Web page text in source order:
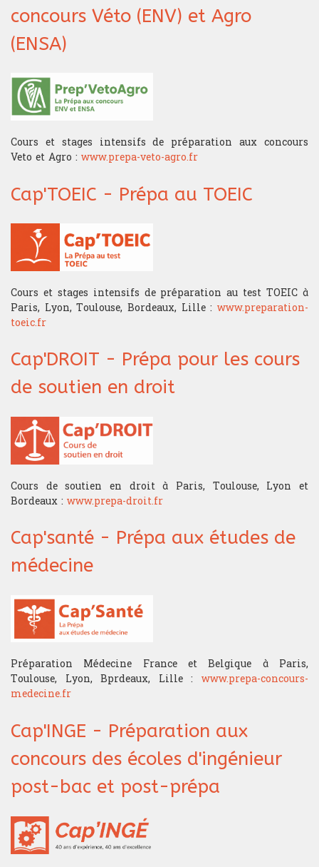
concours Véto (ENV) et Agro
(ENSA)
Cours et stages intensifs de préparation aux concours
Veto et Agro : www.prepa-veto-agro.fr
Cap'TOEIC - Prépa au TOEIC
Cours et stages intensifs de préparation au test TOEIC à
Paris, Lyon, Toulouse, Bordeaux, Lille : www.preparation-
toeic.fr
Cap'DROIT - Prépa pour les cours
de soutien en droit
Cours de soutien en droit à Paris, Toulouse, Lyon et
Bordeaux : www.prepa-droit.fr
Cap'santé - Prépa aux études de
médecine
Préparation Médecine France et Belgique à Paris,
Toulouse, Lyon, Bprdeaux, Lille : www.prepa-concours-
medecine.fr
Cap'INGE - Préparation aux
concours des écoles d'ingénieur
post-bac et post-prépa